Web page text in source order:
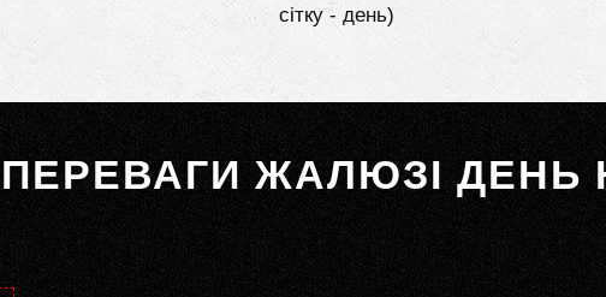
сітку - день)
ПЕРЕВАГИ ЖАЛЮЗІ ДЕНЬ